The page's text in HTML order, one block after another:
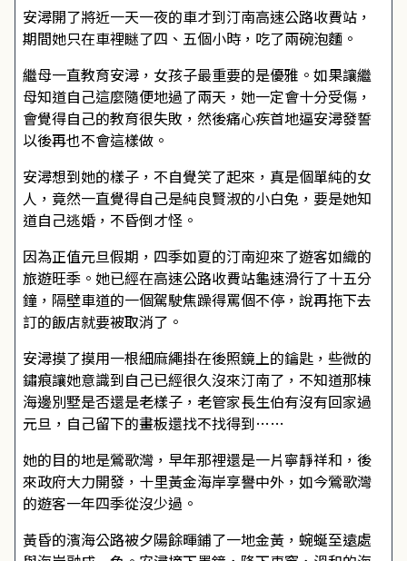
安潯開了將近一天一夜的車才到汀南高速公路收費站，
期間她只在車裡瞇了四、五個小時，吃了兩碗泡麵。
繼母一直教育安潯，女孩子最重要的是優雅。如果讓繼
母知道自己這麼隨便地過了兩天，她一定會十分受傷，
會覺得自己的教育很失敗，然後痛心疾首地逼安潯發誓
以後再也不會這樣做。
安潯想到她的樣子，不自覺笑了起來，真是個單純的女
人，竟然一直覺得自己是純良賢淑的小白兔，要是她知
道自己逃婚，不昏倒才怪。
因為正值元旦假期，四季如夏的汀南迎來了遊客如織的
旅遊旺季。她已經在高速公路收費站龜速滑行了十五分
鐘，隔壁車道的一個駕駛焦躁得罵個不停，說再拖下去
訂的飯店就要被取消了。
安潯摸了摸用一根細麻繩掛在後照鏡上的鑰匙，些微的
鏽痕讓她意識到自己已經很久沒來汀南了，不知道那棟
海邊別墅是否還是老樣子，老管家長生伯有沒有回家過
元旦，自己留下的畫板還找不找得到……
她的目的地是鶯歌灣，早年那裡還是一片寧靜祥和，後
來政府大力開發，十里黃金海岸享譽中外，如今鶯歌灣
的遊客一年四季從沒少過。
黃昏的濱海公路被夕陽餘暉鋪了一地金黃，蜿蜒至遠處